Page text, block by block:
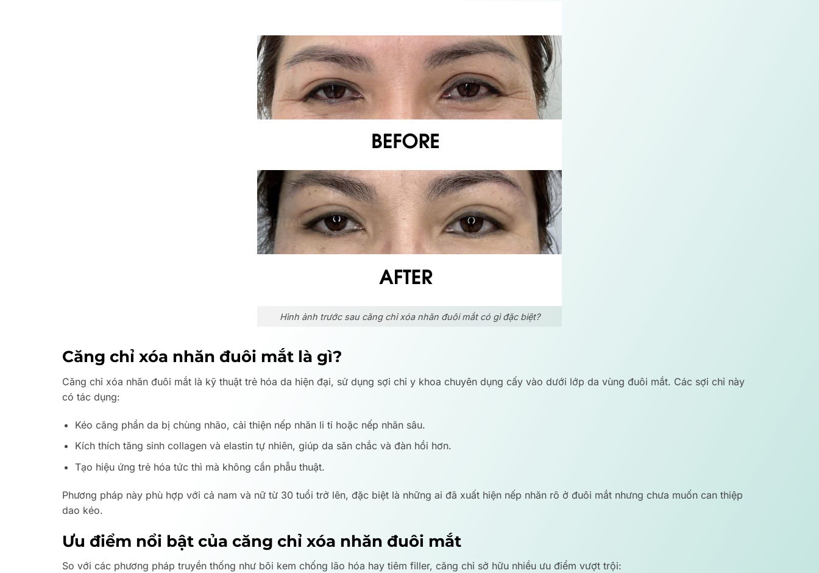
Hình ảnh trước sau căng chỉ xóa nhăn đuôi mắt có gì đặc biệt?
Căng chỉ xóa nhăn đuôi mắt là gì?
Căng chỉ xóa nhăn đuôi mắt là kỹ thuật trẻ hóa da hiện đại, sử dụng sợi chỉ y khoa chuyên dụng cấy vào dưới lớp da vùng đuôi mắt. Các sợi chỉ này
có tác dụng:
Kéo căng phần da bị chùng nhão, cải thiện nếp nhăn li ti hoặc nếp nhăn sâu.
Kích thích tăng sinh collagen và elastin tự nhiên, giúp da săn chắc và đàn hồi hơn.
Tạo hiệu ứng trẻ hóa tức thì mà không cần phẫu thuật.
Phương pháp này phù hợp với cả nam và nữ từ 30 tuổi trở lên, đặc biệt là những ai đã xuất hiện nếp nhăn rõ ở đuôi mắt nhưng chưa muốn can thiệp
dao kéo.
Ưu điểm nổi bật của căng chỉ xóa nhăn đuôi mắt
So với các phương pháp truyền thống như bôi kem chống lão hóa hay tiêm filler, căng chỉ sở hữu nhiều ưu điểm vượt trội: